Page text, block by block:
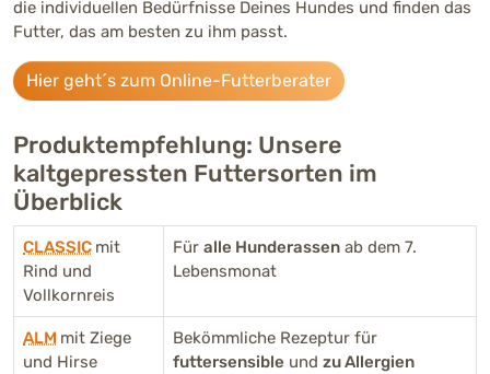
die individuellen Bedürfnisse Deines Hundes und finden das
Futter, das am besten zu ihm passt.
Hier geht´s zum Online-Futterberater
Produktempfehlung: Unsere
kaltgepressten Futtersorten im
Überblick
CLASSIC mit
Rind und
Vollkornreis
Für alle Hunderassen ab dem 7.
Lebensmonat
ALM mit Ziege
und Hirse
Bekömmliche Rezeptur für
futtersensible und zu Allergien